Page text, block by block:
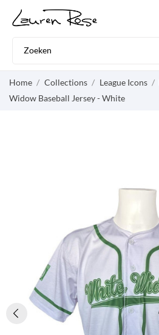
Home Collections League Icons
Widow Baseball Jersey - White